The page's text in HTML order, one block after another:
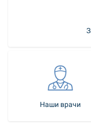
Наши врачи